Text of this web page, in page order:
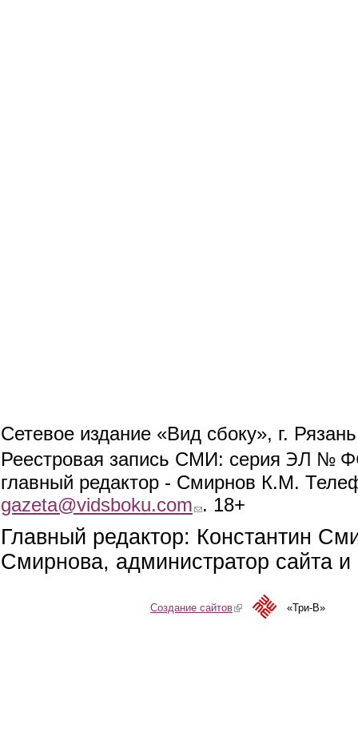
Сетевое издание «Вид сбоку», г.
Реестровая запись СМИ: серия ЭЛ №
главный редактор - Смирнов К.М.
gazeta@vidsboku.com (link sends e-mail)
. 18+
Главный редактор: Константин
Смирнова, администратор сайта
Создание сайтов(link is external)«Три-В»